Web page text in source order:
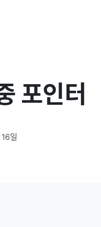
포인터
일